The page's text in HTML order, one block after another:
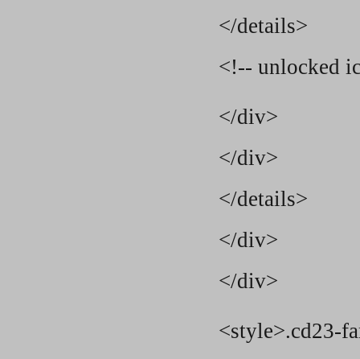
</details>
<!-- unlocked
</div>
</div>
</details>
</div>
</div>